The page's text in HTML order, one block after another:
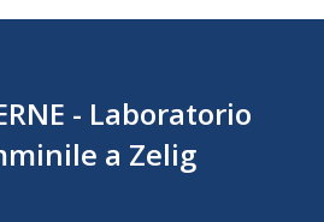
- Laboratorio
a Zelig